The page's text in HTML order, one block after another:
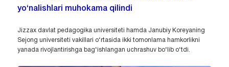
yo‘nalishlari muhokama qilindi
Jizzax davlat pedagogika universiteti hamda Janubiy Koreyaning
Sejong universiteti vakillari o‘rtasida ikki tomonlama hamkorlikni
yanada rivojlantirishga bag‘ishlangan uchrashuv bo‘lib o‘tdi.